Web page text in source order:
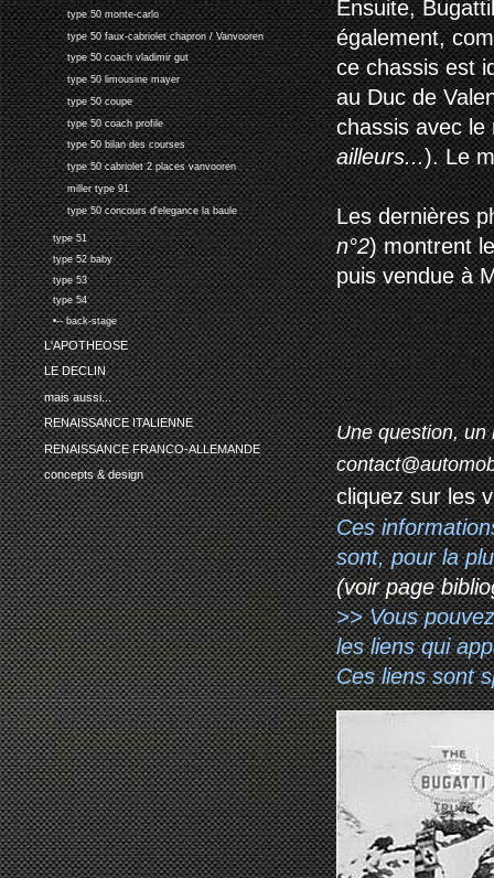
type 50 monte-carlo
type 50 faux-cabriolet chapron / Vanvooren
type 50 coach vladimir gut
type 50 limousine mayer
type 50 coupe
type 50 coach profile
type 50 bilan des courses
type 50 cabriolet 2 places vanvooren
miller type 91
type 50 concours d'elegance la baule
type 51
type 52 baby
type 53
type 54
•-- back-stage
L'APOTHEOSE
LE DECLIN
mais aussi...
RENAISSANCE ITALIENNE
RENAISSANCE FRANCO-ALLEMANDE
concepts & design
Ensuite,
également,
ce chassis est
au Duc de
chassis avec le
ailleurs...). Le
Les dernières
n°2) montrent
puis vendue à
Une question, un
cliquez sur les
Ces
sont, pour la
(voir page
>> Vous
les liens qui
Ces liens sont